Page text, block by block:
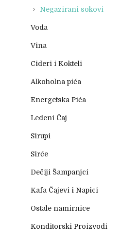
Negazirani sokovi
Voda
Vina
Cideri i Kokteli
Alkoholna pića
Energetska Pića
Ledeni Čaj
Sirupi
Sirće
Dečiji Šampanjci
Kafa Čajevi i Napici
Ostale namirnice
Konditorski Proizvodi